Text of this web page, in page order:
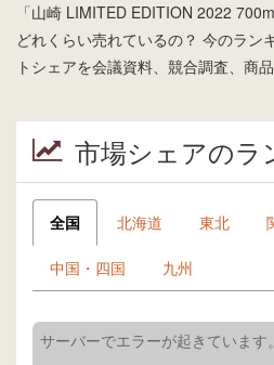
「山崎 LIMITED EDITION 2022
どれくらい売れているの？ 今のラン
トシェアを会議資料、競合調査、商
市場シェアのラ
全国 北海道 東北
中国・四国 九州